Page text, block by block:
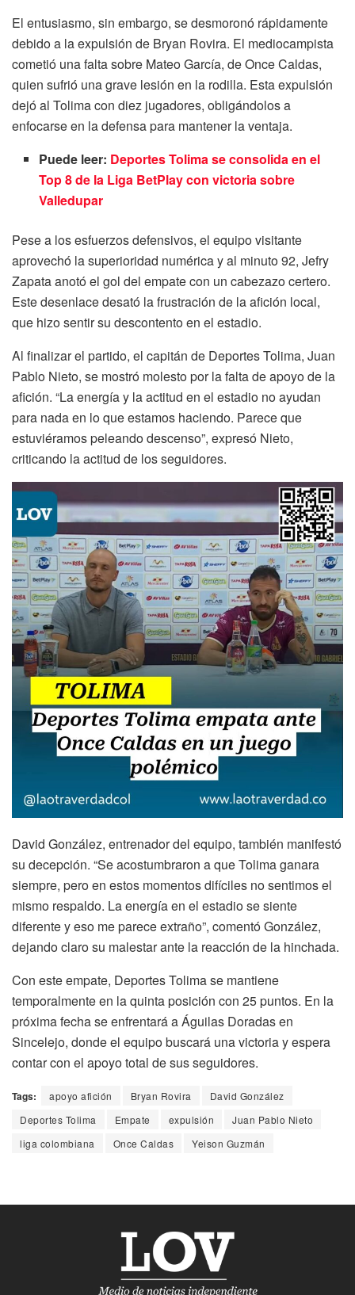
El entusiasmo, sin embargo, se desmoronó rápidamente
debido a la expulsión de Bryan Rovira. El mediocampista
cometió una falta sobre Mateo García, de Once Caldas,
quien sufrió una grave lesión en la rodilla. Esta expulsión
dejó al Tolima con diez jugadores, obligándolos a
enfocarse en la defensa para mantener la ventaja.
Puede leer: Deportes Tolima se consolida en el
Top 8 de la Liga BetPlay con victoria sobre
Valledupar
Pese a los esfuerzos defensivos, el equipo visitante
aprovechó la superioridad numérica y al minuto 92, Jefry
Zapata anotó el gol del empate con un cabezazo certero.
Este desenlace desató la frustración de la afición local,
que hizo sentir su descontento en el estadio.
Al finalizar el partido, el capitán de Deportes Tolima, Juan
Pablo Nieto, se mostró molesto por la falta de apoyo de la
afición. “La energía y la actitud en el estadio no ayudan
para nada en lo que estamos haciendo. Parece que
estuviéramos peleando descenso”, expresó Nieto,
criticando la actitud de los seguidores.
David González, entrenador del equipo, también manifestó
su decepción. “Se acostumbraron a que Tolima ganara
siempre, pero en estos momentos difíciles no sentimos el
mismo respaldo. La energía en el estadio se siente
diferente y eso me parece extraño”, comentó González,
dejando claro su malestar ante la reacción de la hinchada.
Con este empate, Deportes Tolima se mantiene
temporalmente en la quinta posición con 25 puntos. En la
próxima fecha se enfrentará a Águilas Doradas en
Sincelejo, donde el equipo buscará una victoria y espera
contar con el apoyo total de sus seguidores.
Tags: apoyo afición Bryan Rovira
David González
Deportes Tolima
Empate expulsión
Juan Pablo Nieto
liga colombiana
Once Caldas Yeison Guzmán